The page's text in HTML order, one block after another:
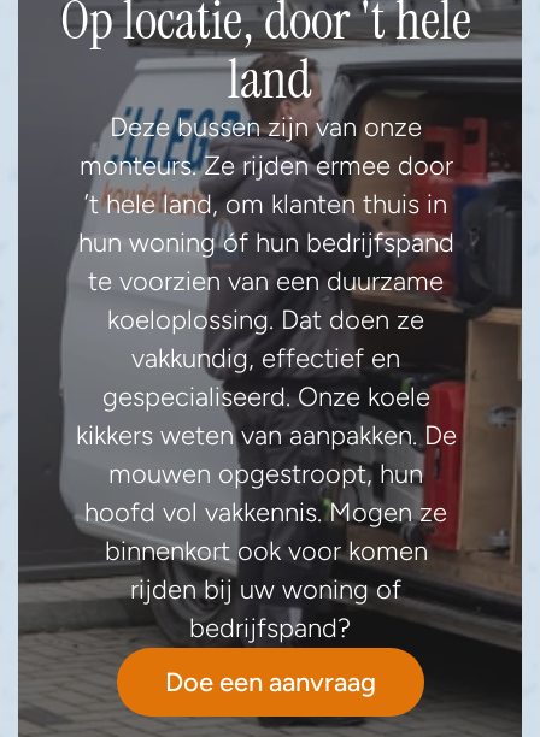
Op locatie, door 't hele
land
Deze bussen zijn van onze
monteurs. Ze rijden ermee door
’t hele land, om klanten thuis in
hun woning óf hun bedrijfspand
te voorzien van een duurzame
koeloplossing. Dat doen ze
vakkundig, effectief en
gespecialiseerd. Onze koele
kikkers weten van aanpakken. De
mouwen opgestroopt, hun
hoofd vol vakkennis. Mogen ze
binnenkort ook voor komen
rijden bij uw woning of
bedrijfspand?
Doe een aanvraag